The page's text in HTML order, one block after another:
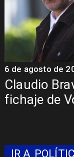
Bravo baja
Vozinha
de 2026
IR A